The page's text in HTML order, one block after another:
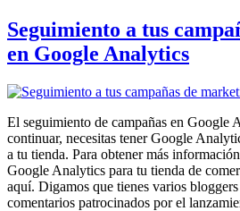
Seguimiento a tus
en Google Analytics
El seguimiento de campañas en Google
continuar, necesitas tener Google
a tu tienda. Para obtener más
Google Analytics para tu tienda de
aquí. Digamos que tienes varios
comentarios patrocinados por el